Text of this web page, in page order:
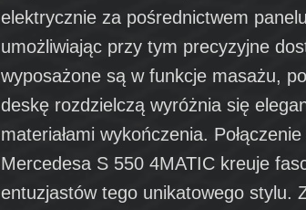
elektrycznie za pośrednictwem
umożliwiając przy tym precyzyjne
wyposażone są w funkcje masażu,
deskę rozdzielczą wyróżnia się
materiałami wykończenia.
Mercedesa S 550 4MATIC kreuje
entuzjastów tego unikatowego stylu.